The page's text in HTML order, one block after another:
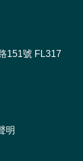
151號 FL317
明